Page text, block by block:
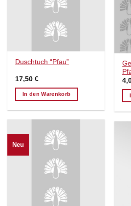
Duschtuch “Pfau”
17,50€
In den Warenkorb
Neu